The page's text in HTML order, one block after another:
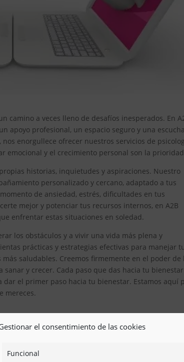
el consentimiento de las cookies
Funcional
camino a veces lleno de desafíos inesperados. En
apoyo profesional, un espacio seguro y una
enorgullece ofrecer nuestros servicios de
emocional y el crecimiento personal son la
historias, inquietudes y aspiraciones. Nuestro
personalizado y cercano, adaptado a tus
de ansiedad, estrés, dificultades en tus
mejor y potenciar tus recursos internos, en A2B
enfrentar estas situaciones en soledad.
los obstáculos y a vivir una vida más plena y
prácticas y estrategias efectivas para manejar
saludables. Creemos firmemente en el poder de
y crecer. Cada paso que das hacia tu
el primer paso hacia tu bienestar. Estamos aquí
mereces.